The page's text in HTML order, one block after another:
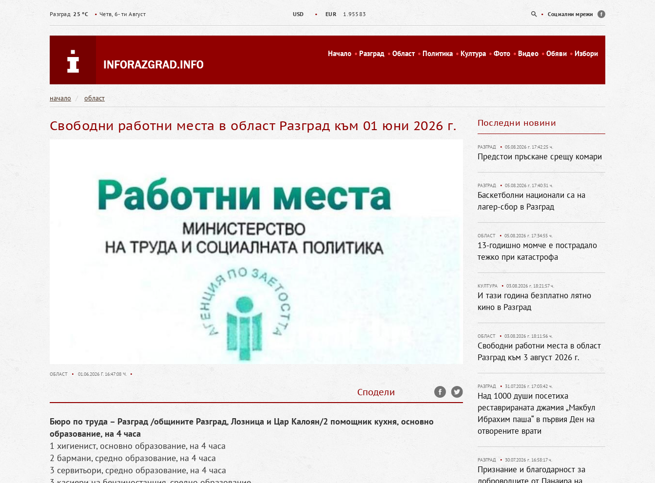
Разград25 °C • Четв, 6- ти Август USD • EUR 1.95583 • Социални мрежи
Начало Разград Област Политика Култура Фото Видео Обяви Избори
начало област
Свободни работни места в област Разград към 01 юни 2026 г.
ОБЛАСТ • 01.06.2026 Г. 16:47:08 Ч. •
Сподели
Бюро по труда – Разград /общините Разград, Лозница и Цар Калоян/2 помощник кухня, основно
образование, на 4 часа
1 хигиенист, основно образование, на 4 часа
2 бармани, средно образование, на 4 часа
3 сервитьори, средно образование, на 4 часа
Последни новини
РАЗГРАД • 05.08.2026 г. 17:42:25 ч.
Предстои пръскане срещу комари
РАЗГРАД • 05.08.2026 г. 17:40:31 ч.
Баскетболни национали са на
лагер-сбор в Разград
ОБЛАСТ • 05.08.2026 г. 17:34:55 ч.
13-годишно момче е пострадало
тежко при катастрофа
КУЛТУРА • 03.08.2026 г. 18:21:57 ч.
И тази година безплатно лятно
кино в Разград
ОБЛАСТ • 03.08.2026 г. 18:11:56 ч.
Свободни работни места в област
Разград към 3 август 2026 г.
РАЗГРАД • 31.07.2026 г. 17:03:42 ч.
Над 1000 души посетиха
реставрираната джамия „Макбул
Ибрахим паша“ в първия Ден на
отворените врати
РАЗГРАД • 30.07.2026 г. 16:58:17 ч.
Признание и благодарност за